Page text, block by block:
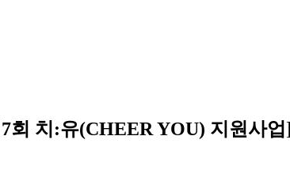
회 치:유(CHEER YOU) 지원사업]